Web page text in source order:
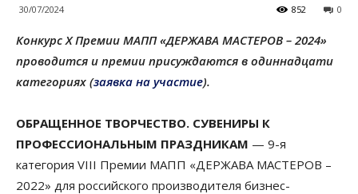
30/07/2024 0
852
Конкурс X Премии МАПП «ДЕРЖАВА МАСТЕРОВ – 2024»
проводится и премии присуждаются в одиннадцати
категориях (заявка на участие).
ОБРАЩЕННОЕ ТВОРЧЕСТВО. СУВЕНИРЫ К
ПРОФЕССИОНАЛЬНЫМ ПРАЗДНИКАМ — 9-я
категория VIII Премии МАПП «ДЕРЖАВА МАСТЕРОВ –
2022» для российского производителя бизнес-